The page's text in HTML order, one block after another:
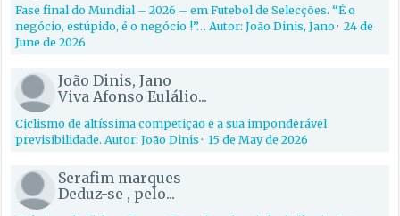
Fase final do Mundial – 2026 – em Futebol de Selecções. “É o
negócio, estúpido, é o negócio !”… Autor: João Dinis, Jano·24 de
June de 2026
João Dinis, Jano
Viva Afonso Eulálio...
Ciclismo de altíssima competição e a sua imponderável
previsibilidade. Autor: João Dinis·15 de May de 2026
Serafim marques
Deduz-se , pelo...